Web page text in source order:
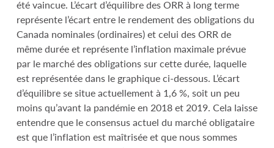
été vaincue. L’écart d’équilibre des ORR à long terme
représente l’écart entre le rendement des obligations du
Canada nominales (ordinaires) et celui des ORR de
même durée et représente l’inflation maximale prévue
par le marché des obligations sur cette durée, laquelle
est représentée dans le graphique ci-dessous. L’écart
d’équilibre se situe actuellement à 1,6 %, soit un peu
moins qu’avant la pandémie en 2018 et 2019. Cela laisse
entendre que le consensus actuel du marché obligataire
est que l’inflation est maîtrisée et que nous sommes